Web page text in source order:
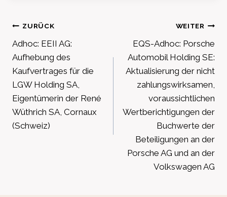
Beitragsnavigation
ZURÜCK
Adhoc: EEII AG:
Aufhebung des
Kaufvertrages für die
LGW Holding SA,
Eigentümerin der René
Wüthrich SA, Cornaux
(Schweiz)
WEITER
EQS-Adhoc: Porsche
Automobil Holding SE:
Aktualisierung der nicht
zahlungswirksamen,
voraussichtlichen
Wertberichtigungen der
Buchwerte der
Beteiligungen an der
Porsche AG und an der
Volkswagen AG